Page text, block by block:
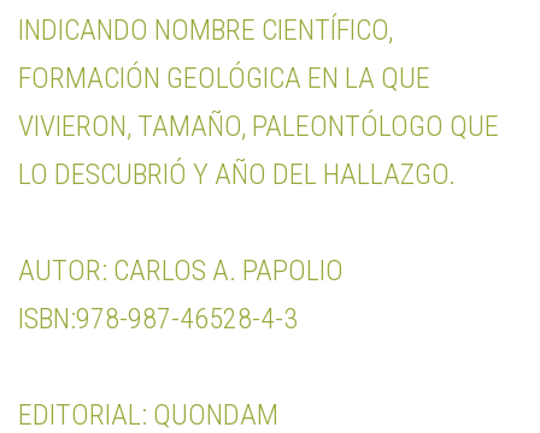
INDICANDO NOMBRE CIENTÍFICO,
FORMACIÓN GEOLÓGICA EN LA QUE
VIVIERON, TAMAÑO, PALEONTÓLOGO QUE
LO DESCUBRIÓ Y AÑO DEL HALLAZGO.
AUTOR: CARLOS A. PAPOLIO
ISBN:978-987-46528-4-3
EDITORIAL: QUONDAM